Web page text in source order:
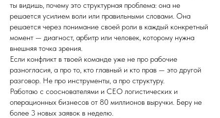
ты видишь, почему это структурная проблема: она не
решается усилием воли или правильными словами. Она
решается через понимание своей роли в каждый конкретный
момент — диагност, арбитр или человек, которому нужна
внешняя точка зрения.
Если конфликт в твоей команде уже не про рабочие
разногласия, а про то, кто главный и кто прав — это другой
разговор. Не про инструменты, а про структуру.
Работаю с сооснователями и CEO логистических и
операционных бизнесов от 80 миллионов выручки. Беру не
более 3 новых заявок в неделю.